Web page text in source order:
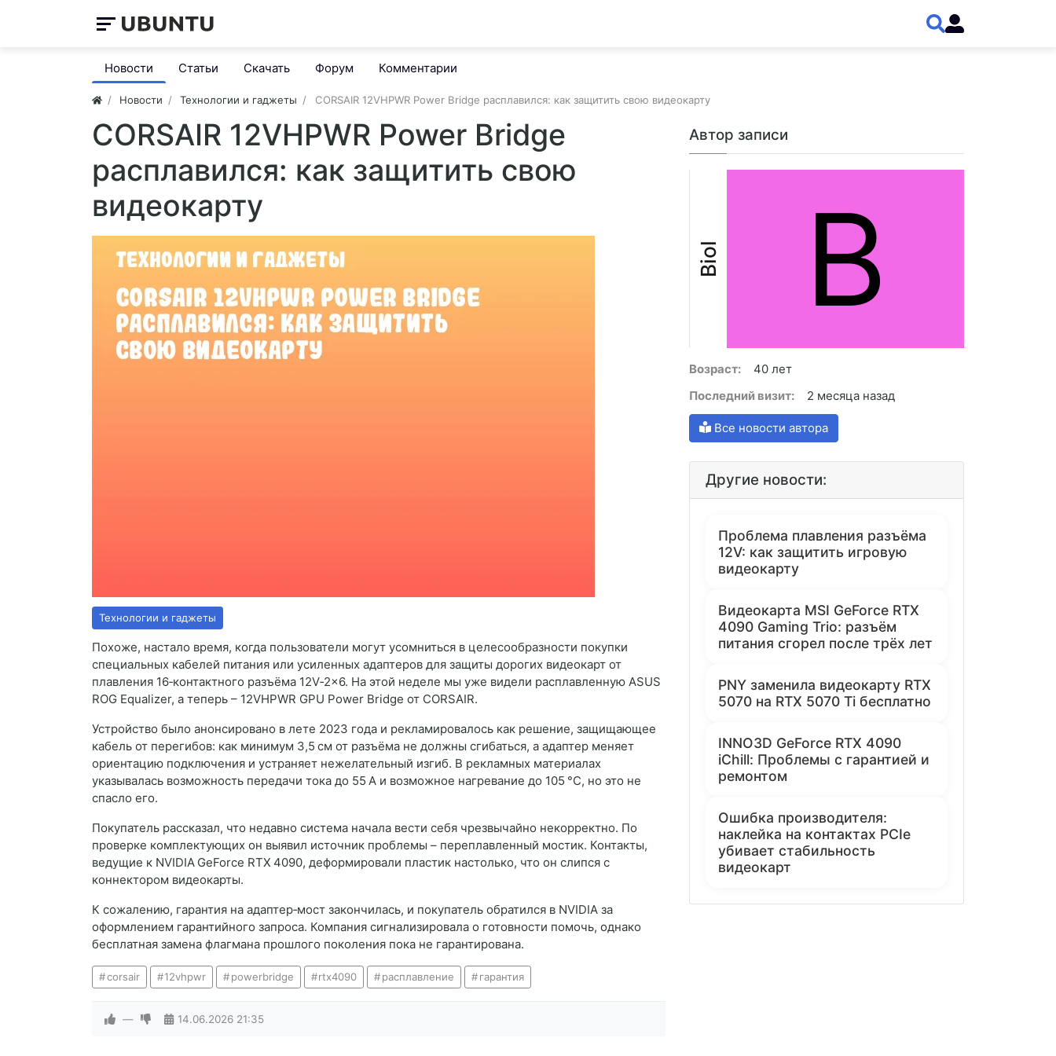
Новости Статьи Скачать Форум Комментарии
Новости Технологии и гаджеты CORSAIR 12VHPWR Power Bridge расплавился: как защитить свою видеокарту
CORSAIR 12VHPWR Power Bridge
расплавился: как защитить свою
видеокарту
Технологии и гаджеты
Похоже, настало время, когда пользователи могут усомниться в целесообразности покупки
специальных кабелей питания или усиленных адаптеров для защиты дорогих видеокарт от
плавления 16‑контактного разъёма 12V‑2x6. На этой неделе мы уже видели расплавленную ASUS
ROG Equalizer, а теперь – 12VHPWR GPU Power Bridge от CORSAIR.
Устройство было анонсировано в лете 2023 года и рекламировалось как решение, защищающее
кабель от перегибов: как минимум 3,5 см от разъёма не должны сгибаться, а адаптер меняет
ориентацию подключения и устраняет нежелательный изгиб. В рекламных материалах
указывалась возможность передачи тока до 55 А и возможное нагревание до 105 °C, но это не
спасло его.
Покупатель рассказал, что недавно система начала вести себя чрезвычайно некорректно. По
проверке комплектующих он выявил источник проблемы – переплавленный мостик. Контакты,
ведущие к NVIDIA GeForce RTX 4090, деформировали пластик настолько, что он слипся с
коннектором видеокарты.
К сожалению, гарантия на адаптер‑мост закончилась, и покупатель обратился в NVIDIA за
оформлением гарантийного запроса. Компания сигнализировала о готовности помочь, однако
бесплатная замена флагмана прошлого поколения пока не гарантирована.
corsair 12vhpwr powerbridge rtx4090 расплавление гарантия
— 14.06.2026 21:35
Автор записи
Biol B
Возраст:
40 лет
Последний визит:
2 месяца назад
Все новости автора
Другие новости:
Проблема плавления разъёма
12V: как защитить игровую
видеокарту
Видеокарта MSI GeForce RTX
4090 Gaming Trio: разъём
питания сгорел после трёх лет
PNY заменила видеокарту RTX
5070 на RTX 5070 Ti бесплатно
INNO3D GeForce RTX 4090
iChill: Проблемы с гарантией и
ремонтом
Ошибка производителя:
наклейка на контактах PCIe
убивает стабильность
видеокарт